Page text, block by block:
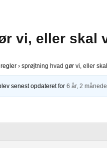
vi, eller skal
› sprøjtning hvad gør vi, eller
senest opdateret for6 år, 2